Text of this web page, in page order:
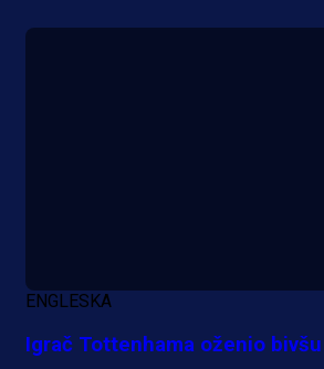
ENGLESKA
Igrač Tottenhama oženio